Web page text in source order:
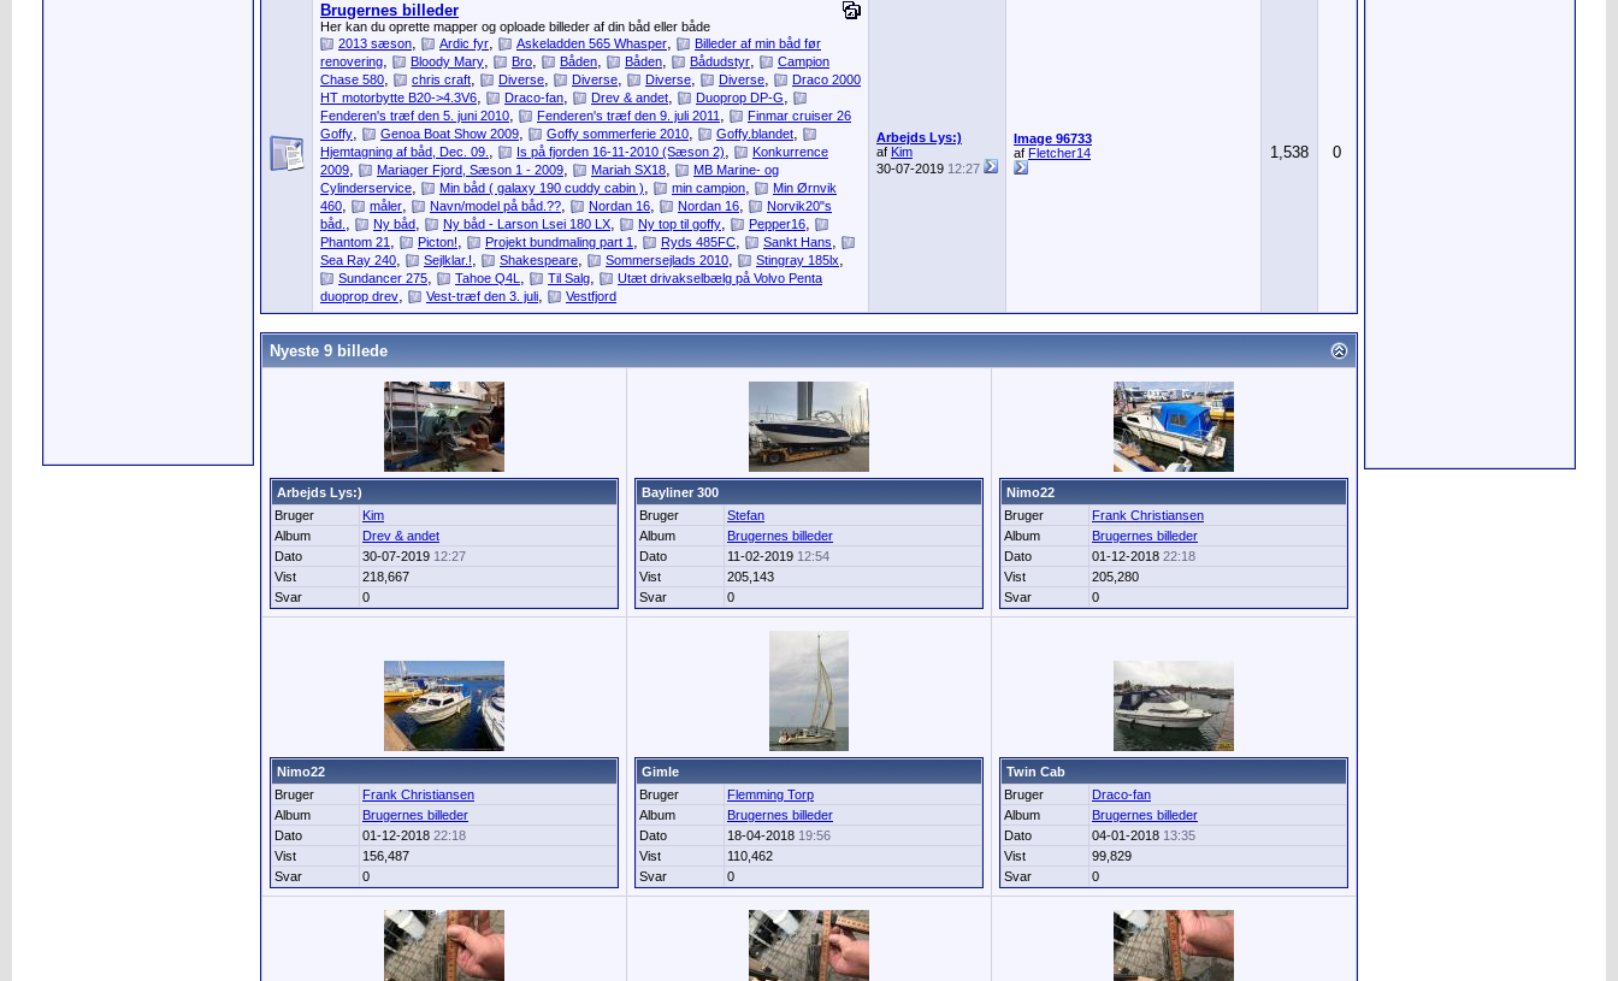
Brugernes billeder
Her kan du oprette mapper og oploade billeder af din båd eller både
2013 sæson, Ardic fyr, Askeladden 565 Whasper,
Billeder af min båd før
renovering, Bloody Mary, Bro, Båden, Båden, Bådudstyr,
Campion
Chase 580, chris craft, Diverse, Diverse, Diverse, Diverse,
Draco 2000
HT motorbytte B20->4.3V6, Draco-fan, Drev & andet, Duoprop DP-G,
Fenderen's træf den 5. juni 2010, Fenderen's træf den 9. juli 2011 ,
Finmar cruiser 26
Goffy, Genoa Boat Show 2009, Goffy sommerferie 2010, Goffy.blandet,
Hjemtagning af båd, Dec. 09. , Is på fjorden 16-11-2010 (Sæson 2),
Konkurrence
2009, Mariager Fjord, Sæson 1 - 2009, Mariah SX18,
MB Marine- og
Cylinderservice, Min båd ( galaxy 190 cuddy cabin ), min campion,
Min Ørnvik
460, måler, Navn/model på båd.??, Nordan 16, Nordan 16,
Norvik20"s
båd. , Ny båd, Ny båd - Larson Lsei 180 LX, Ny top til goffy, Pepper16,
Phantom 21 , Picton!, Projekt bundmaling part 1 , Ryds 485FC, Sankt Hans,
Sea Ray 240, Sejlklar.!, Shakespeare, Sommersejlads 2010, Stingray 185lx,
Sundancer 275, Tahoe Q4L , Til Salg,
Utæt drivakselbælg på Volvo Penta
duoprop drev, Vest-træf den 3. juli, Vestfjord
Arbejds Lys:)
af Kim
30-07-2019 12:27
Image 96733
af Fletcher14 1,538 0
Nyeste 9 billede
Arbejds Lys:)
Bruger
Kim
Album
Drev & andet
Dato
30-07-2019 12:27
Vist
218,667
Svar
0
Bayliner 300
Bruger
Stefan
Album
Brugernes billeder
Dato
11-02-2019 12:54
Vist
205,143
Svar
0
Nimo22
Bruger
Frank Christiansen
Album
Brugernes billeder
Dato
01-12-2018 22:18
Vist
205,280
Svar
0
Nimo22
Bruger
Frank Christiansen
Album
Brugernes billeder
Dato
01-12-2018 22:18
Vist
156,487
Svar
0
Gimle
Bruger
Flemming Torp
Album
Brugernes billeder
Dato
18-04-2018 19:56
Vist
110,462
Svar
0
Twin Cab
Bruger
Draco-fan
Album
Brugernes billeder
Dato
04-01-2018 13:35
Vist
99,829
Svar
0